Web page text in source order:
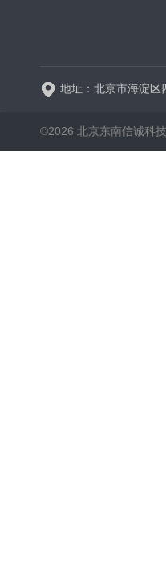
©2026 北京东南信诚科